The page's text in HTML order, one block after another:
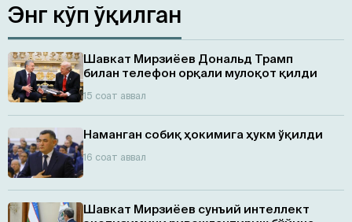
Энг кўп ўқилган
Шавкат Мирзиёев Дональд Трамп
билан телефон орқали мулоқот қилди
15 соат аввал
Наманган собиқ ҳокимига ҳукм ўқилди
16 соат аввал
Шавкат Мирзиёев сунъий интеллект